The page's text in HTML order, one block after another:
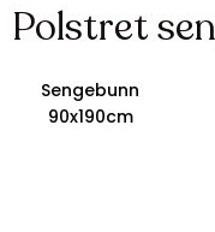
Polstret
Sengebunn
90x190cm